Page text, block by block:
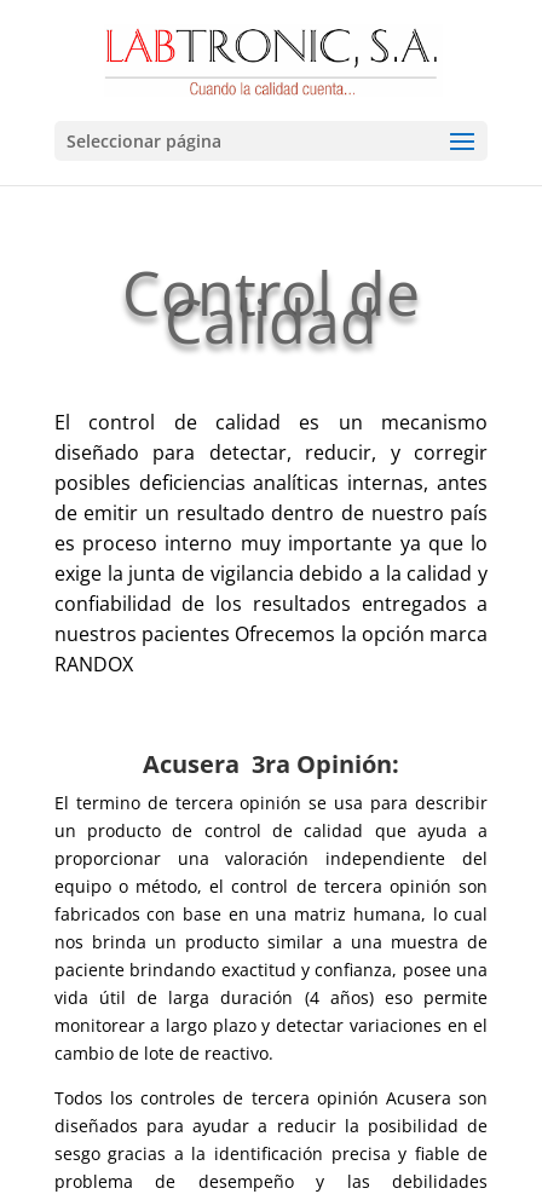
Seleccionar página
Control de
Calidad
El control de calidad es un mecanismo
diseñado para detectar, reducir, y corregir
posibles deficiencias analíticas internas, antes
de emitir un resultado dentro de nuestro país
es proceso interno muy importante ya que lo
exige la junta de vigilancia debido a la calidad y
confiabilidad de los resultados entregados a
nuestros pacientes Ofrecemos la opción marca
RANDOX
Acusera 3ra Opinión:
El termino de tercera opinión se usa para describir
un producto de control de calidad que ayuda a
proporcionar una valoración independiente del
equipo o método, el control de tercera opinión son
fabricados con base en una matriz humana, lo cual
nos brinda un producto similar a una muestra de
paciente brindando exactitud y confianza, posee una
vida útil de larga duración (4 años) eso permite
monitorear a largo plazo y detectar variaciones en el
cambio de lote de reactivo.
Todos los controles de tercera opinión Acusera son
diseñados para ayudar a reducir la posibilidad de
sesgo gracias a la identificación precisa y fiable de
problema de desempeño y las debilidades